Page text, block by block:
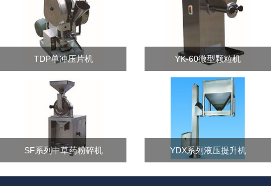
TDP单冲压片机 YK-60微型颗粒机
SF系列中草药粉碎机 YDX系列液压提升机